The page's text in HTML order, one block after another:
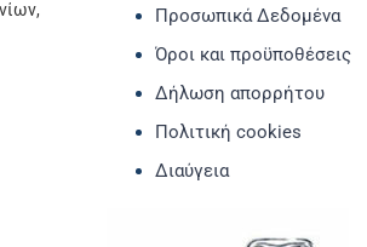
Προσωπικά Δεδομένα
Όροι και προϋποθέσεις
Δήλωση απορρήτου
Πολιτική cookies
Διαύγεια